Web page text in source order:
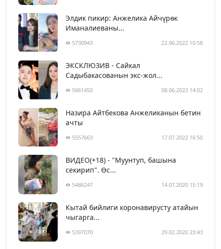
Элдик пикир: Анжелика Айчүрөк
Иманалиеваны...
5730943 22.06.2022 10:58
ЭКСКЛЮЗИВ - Сайкал
Садыбакасованын экс-жол...
5661450 08.06.2023 14:02
Назира Айтбекова Анжеликанын бетин
ачты
5557663 17.07.2022 16:50
ВИДЕО(+18) - "Муунтуп, башына
секирип". Өс...
5486247 14.07.2020 15:19
Кытай бийлиги коронавирусту атайын
чыгарга...
5397070 29.02.2020 23:43